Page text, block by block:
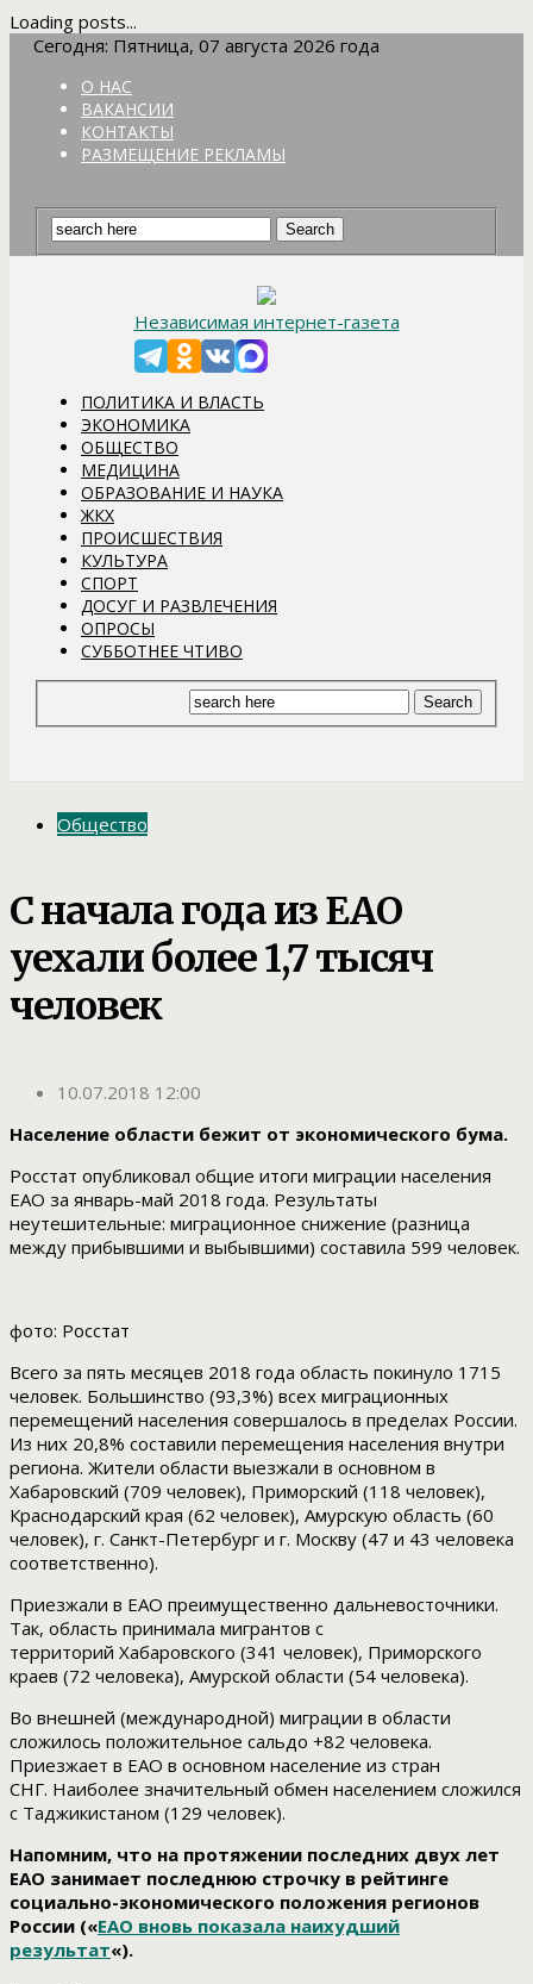
Loading posts...
Сегодня: Пятница, 07 августа 2026 года
О НАС
ВАКАНСИИ
КОНТАКТЫ
РАЗМЕЩЕНИЕ РЕКЛАМЫ
Независимая интернет-газета
ПОЛИТИКА И ВЛАСТЬ
ЭКОНОМИКА
ОБЩЕСТВО
МЕДИЦИНА
ОБРАЗОВАНИЕ И НАУКА
ЖКХ
ПРОИСШЕСТВИЯ
КУЛЬТУРА
СПОРТ
ДОСУГ И РАЗВЛЕЧЕНИЯ
ОПРОСЫ
СУББОТНЕЕ ЧТИВО
Общество
С начала года из ЕАО
уехали более 1,7 тысяч
человек
10.07.2018 12:00
Население области бежит от экономического бума.
Росстат опубликовал общие итоги миграции населения
ЕАО за январь-май 2018 года. Результаты
неутешительные: миграционное снижение (разница
между прибывшими и выбывшими) составила 599 человек.
фото: Росстат
Всего за пять месяцев 2018 года область покинуло 1715
человек. Большинство (93,3%) всех миграционных
перемещений населения совершалось в пределах России.
Из них 20,8% составили перемещения населения внутри
региона. Жители области выезжали в основном в
Хабаровский (709 человек), Приморский (118 человек),
Краснодарский края (62 человек), Амурскую область (60
человек), г. Санкт-Петербург и г. Москву (47 и 43 человека
соответственно).
Приезжали в ЕАО преимущественно дальневосточники.
Так, область принимала мигрантов с
территорий Хабаровского (341 человек), Приморского
краев (72 человека), Амурской области (54 человека).
Во внешней (международной) миграции в области
сложилось положительное сальдо +82 человека.
Приезжает в ЕАО в основном население из стран
СНГ. Наиболее значительный обмен населением сложился
с Таджикистаном (129 человек).
Напомним, что на протяжении последних двух лет
ЕАО занимает последнюю строчку в рейтинге
социально-экономического положения регионов
России («ЕАО вновь показала наихудший
результат«).